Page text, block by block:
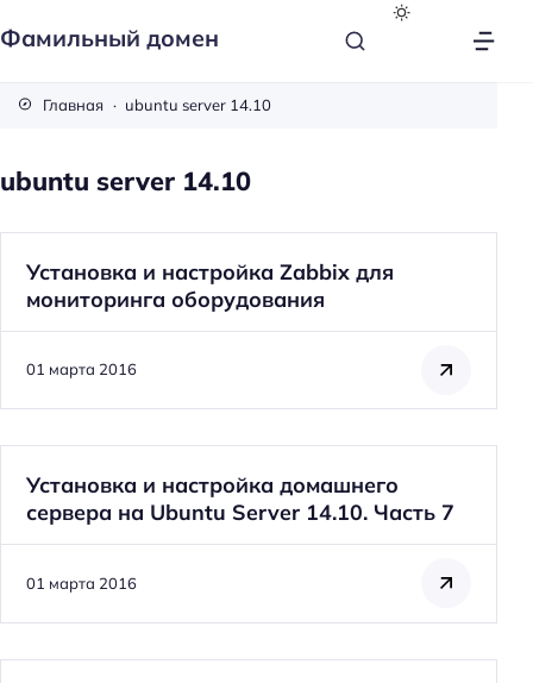
Фамильный домен
Главная ubuntu server 14.10
ubuntu server 14.10
Установка и настройка Zabbix для
мониторинга оборудования
01 марта 2016
Установка и настройка домашнего
сервера на Ubuntu Server 14.10. Часть 7
01 марта 2016